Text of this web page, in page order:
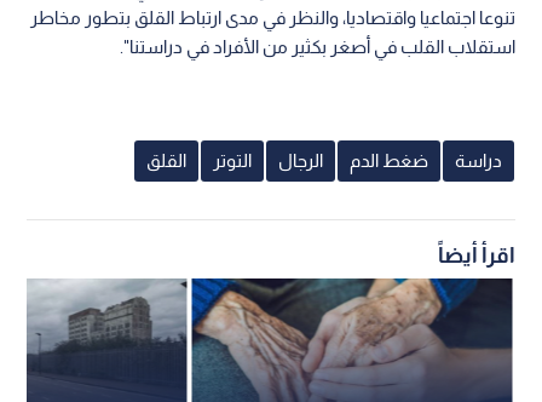
تنوعا اجتماعيا واقتصاديا، والنظر في مدى ارتباط القلق بتطور مخاطر
استقلاب القلب في أصغر بكثير من الأفراد في دراستنا".
دراسة ضغط الدم الرجال التوتر القلق
اقرأ أيضاً